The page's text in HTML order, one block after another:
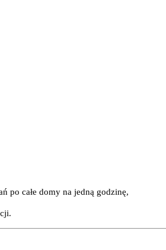
po całe domy na jedną godzinę,